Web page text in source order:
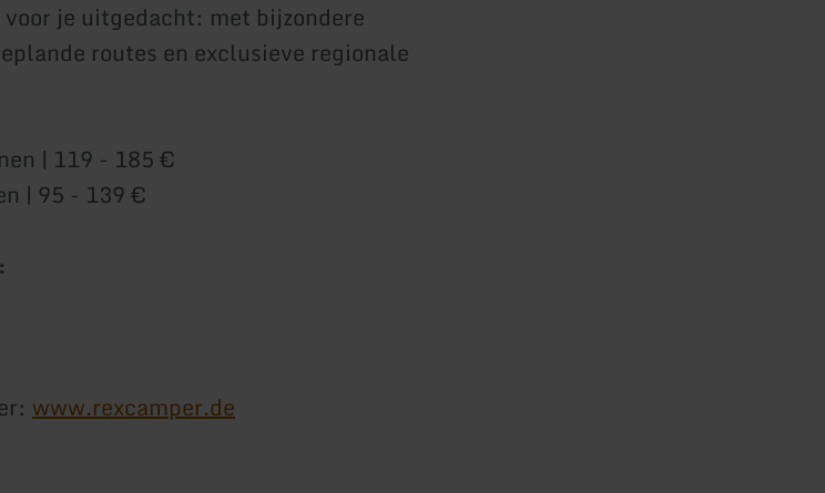
je uitgedacht: met bijzondere
routes en exclusieve regionale
| 119 - 185 €
| 95 - 139 €
www.rexcamper.de